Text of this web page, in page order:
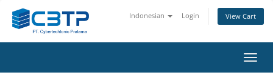
Indonesian Login View Cart